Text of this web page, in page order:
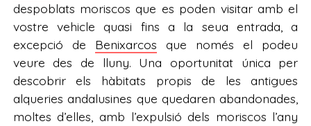
despoblats moriscos que es poden visitar amb el
vostre vehicle quasi fins a la seua entrada, a
excepció de Benixarcos que només el podeu
veure des de lluny. Una oportunitat única per
descobrir els hàbitats propis de les antigues
alqueries andalusines que quedaren abandonades,
moltes d’elles, amb l’expulsió dels moriscos l’any